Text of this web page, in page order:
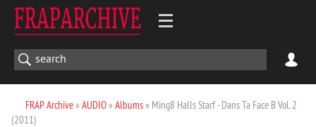
FRAP Archive» AUDIO» Albums» Ming8 Halls Starf - Dans Ta Face B Vol. 2
(2011)